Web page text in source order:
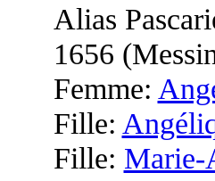
Alias
1656
Femme:
Fille:
Fille: Marie-